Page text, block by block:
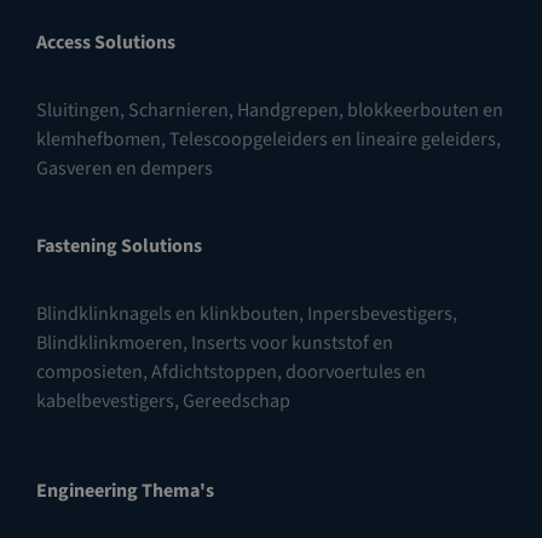
Access Solutions
Sluitingen, Scharnieren, Handgrepen, blokkeerbouten en
klemhefbomen,Telescoopgeleiders en lineaire geleiders,
Gasveren en dempers
Fastening Solutions
Blindklinknagels en klinkbouten, Inpersbevestigers,
Blindklinkmoeren, Inserts voor kunststof en
composieten,Afdichtstoppen, doorvoertules en
kabelbevestigers, Gereedschap
Engineering Thema's